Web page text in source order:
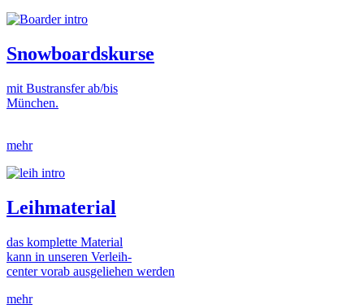
Snowboardskurse
mit Bustransfer ab/bis
München.
mehr
Leihmaterial
das komplette Material
kann in unseren Verleih-
center vorab ausgeliehen werden
mehr